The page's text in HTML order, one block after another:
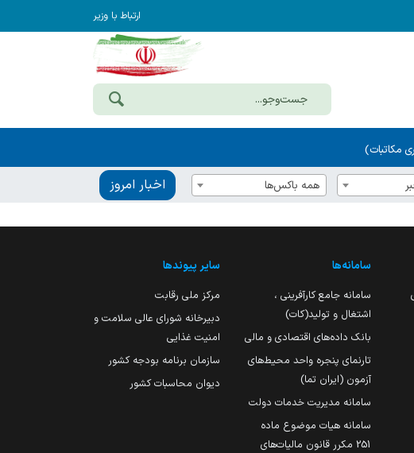
ارتباط با وزیر
مکاتبات)
همه باکس‌ها اخبار امروز
سامانه‌ها
سامانه جامع کارآفرینی ،
اشتغال و تولید(کات)
بانک داده‌های اقتصادی و مالی
تارنمای پنجره واحد محیط‌های
آزمون (ایران تما)
سامانه مدیریت خدمات دولت
سامانه هیات موضوع ماده
251 مکرر قانون مالیات‌های
سایر پیوندها
مرکز ملی رقابت
دبیرخانه شورای عالی سلامت و
امنیت غذایی
سازمان برنامه بودجه کشور
دیوان محاسبات کشور